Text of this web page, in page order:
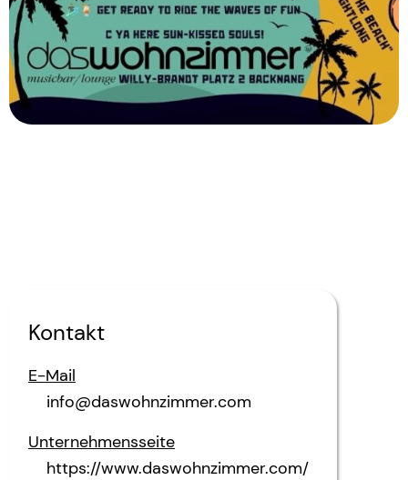
Kontakt
E-Mail
info@daswohnzimmer.com
Unternehmensseite
https://www.daswohnzimmer.com/